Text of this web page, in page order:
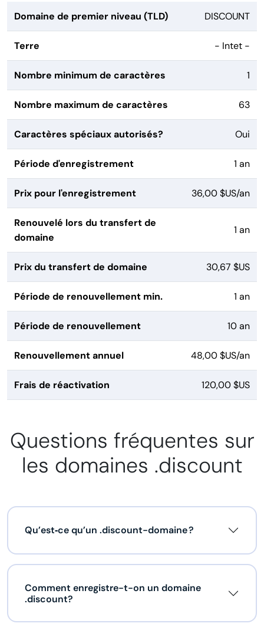
Domaine de premier niveau (TLD) DISCOUNT
Terre - Intet -
Nombre minimum de caractères 1
Nombre maximum de caractères 63
Caractères spéciaux autorisés? Oui
Période d'enregistrement 1 an
Prix pour l'enregistrement 36,00 $US/an
Renouvelé lors du transfert de
domaine
1 an
Prix du transfert de domaine 30,67 $US
Période de renouvellement min. 1 an
Période de renouvellement 10 an
Renouvellement annuel 48,00 $US/an
Frais de réactivation 120,00 $US
Questions fréquentes sur
les domaines .discount
Qu’est‑ce qu’un .discount-domaine ?
Comment enregistre-t-on un domaine
.discount?